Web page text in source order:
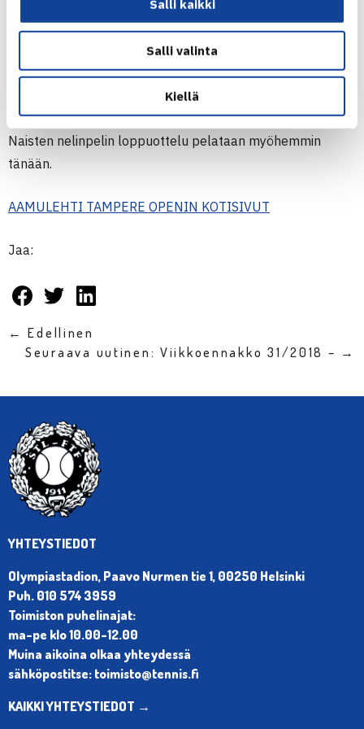
Salli kaikki
Salli valinta
Kiellä
Tallon Griekspoor
finaali pelataan klo 11:00 ja miesten finaali klo
Tänään miesten nelinpelin mestaruuteen
pelasivatMarkus Eriksson/Andre Göransson(SWE).
Naisten nelinpelin loppuottelu pelataan myöhemmin
tänään.
AAMULEHTI TAMPERE OPENIN KOTISIVUT
Jaa:
← Edellinen
Seuraava uutinen: Viikkoennakko 31/2018 – →
YHTEYSTIEDOT
Olympiastadion, Paavo Nurmen tie 1, 00250 Helsinki
Puh. 010 574 3959
Toimiston puhelinajat:
ma-pe klo 10.00-12.00
Muina aikoina olkaa yhteydessä
sähköpostitse: toimisto@tennis.fi
KAIKKI YHTEYSTIEDOT →